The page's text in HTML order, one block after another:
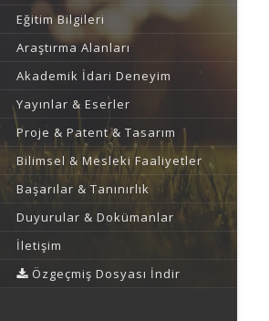
Eğitim Bilgileri
Araştırma Alanları
Akademik İdari Deneyim
Yayınlar & Eserler
Proje & Patent & Tasarım
Bilimsel & Mesleki Faaliyetler
Başarılar & Tanınırlık
Duyurular & Dokümanlar
İletişim
Özgeçmiş Dosyası İndir